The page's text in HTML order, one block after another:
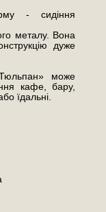
- сидіння
металу. Вона
дуже
може
кафе, бару,
їдальні.